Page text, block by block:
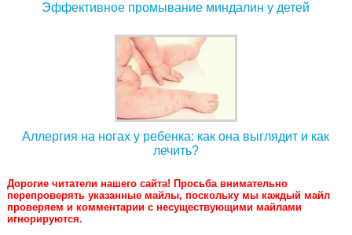
Эффективное промывание миндалин у детей
Аллергия на ногах у ребенка: как она выглядит и как
лечить?
Дорогие читатели нашего сайта! Просьба внимательно
перепроверять указанные майлы, поскольку мы каждый майл
проверяем и комментарии с несуществующими майлами
игнорируются.